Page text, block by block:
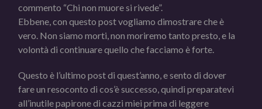
commento “Chi non muore si rivede”.
Ebbene, con questo post vogliamo dimostrare che è
vero. Non siamo morti, non moriremo tanto presto, e la
volontà di continuare quello che facciamo è forte.
Questo è l’ultimo post di quest’anno, e sento di dover
fare un resoconto di cos’è successo, quindi preparatevi
all’inutile papirone di cazzi miei prima di leggere